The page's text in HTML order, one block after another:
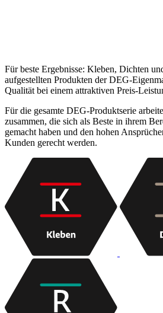
Für beste Ergebnisse: Kleben, Dichten
aufgestellten Produkten der DEG-
Qualität bei einem attraktiven Preis-
Für die gesamte DEG-Produktserie
zusammen, die sich als Beste in ihrem
gemacht haben und den hohen
Kunden gerecht werden.